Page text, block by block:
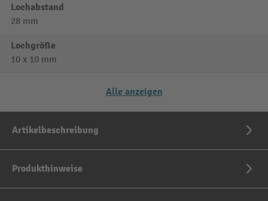
Lochabstand
28 mm
Lochgröße
10 x 10 mm
Alle anzeigen
Artikelbeschreibung
Produkthinweise